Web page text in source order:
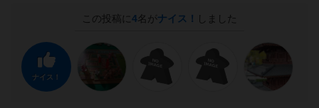
この投稿に 4名がナイス！ しました
ナイス！